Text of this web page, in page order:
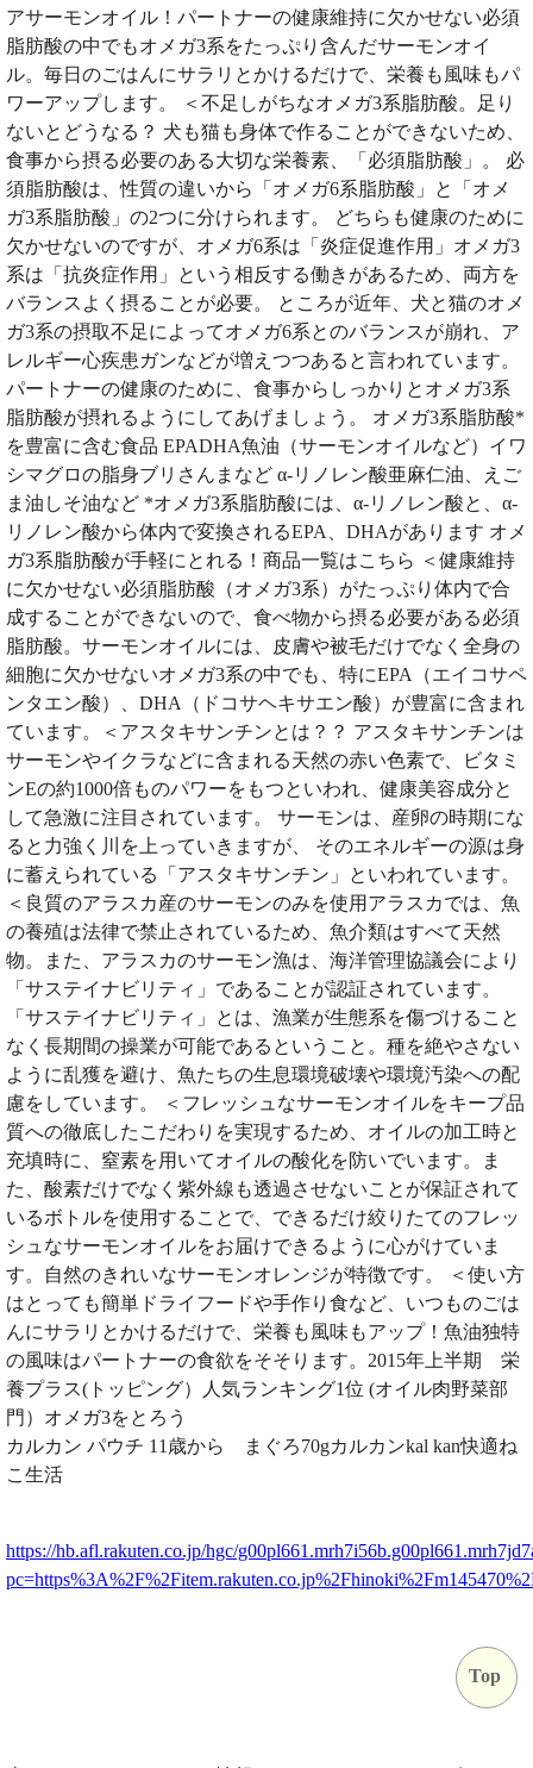
アサーモンオイル！パートナーの健康維持に欠かせない必須
脂肪酸の中でもオメガ3系をたっぷり含んだサーモンオイ
ル。毎日のごはんにサラリとかけるだけで、栄養も風味もパ
ワーアップします。 ＜不足しがちなオメガ3系脂肪酸。足り
ないとどうなる？ 犬も猫も身体で作ることができないため、
食事から摂る必要のある大切な栄養素、「必須脂肪酸」。 必
須脂肪酸は、性質の違いから「オメガ6系脂肪酸」と「オメ
ガ3系脂肪酸」の2つに分けられます。 どちらも健康のために
欠かせないのですが、オメガ6系は「炎症促進作用」オメガ3
系は「抗炎症作用」という相反する働きがあるため、両方を
バランスよく摂ることが必要。 ところが近年、犬と猫のオメ
ガ3系の摂取不足によってオメガ6系とのバランスが崩れ、ア
レルギー心疾患ガンなどが増えつつあると言われています。
パートナーの健康のために、食事からしっかりとオメガ3系
脂肪酸が摂れるようにしてあげましょう。 オメガ3系脂肪酸*
を豊富に含む食品 EPADHA魚油（サーモンオイルなど）イワ
シマグロの脂身ブリさんまなど α-リノレン酸亜麻仁油、えご
ま油しそ油など *オメガ3系脂肪酸には、α-リノレン酸と、α-
リノレン酸から体内で変換されるEPA、DHAがあります オメ
ガ3系脂肪酸が手軽にとれる！商品一覧はこちら ＜健康維持
に欠かせない必須脂肪酸（オメガ3系）がたっぷり体内で合
成することができないので、食べ物から摂る必要がある必須
脂肪酸。サーモンオイルには、皮膚や被毛だけでなく全身の
細胞に欠かせないオメガ3系の中でも、特にEPA（エイコサペ
ンタエン酸）、DHA（ドコサヘキサエン酸）が豊富に含まれ
ています。＜アスタキサンチンとは？？ アスタキサンチンは
サーモンやイクラなどに含まれる天然の赤い色素で、ビタミ
ンEの約1000倍ものパワーをもつといわれ、健康美容成分と
して急激に注目されています。 サーモンは、産卵の時期にな
ると力強く川を上っていきますが、 そのエネルギーの源は身
に蓄えられている「アスタキサンチン」といわれています。
＜良質のアラスカ産のサーモンのみを使用アラスカでは、魚
の養殖は法律で禁止されているため、魚介類はすべて天然
物。また、アラスカのサーモン漁は、海洋管理協議会により
「サステイナビリティ」であることが認証されています。
「サステイナビリティ」とは、漁業が生態系を傷づけること
なく長期間の操業が可能であるということ。種を絶やさない
ように乱獲を避け、魚たちの生息環境破壊や環境汚染への配
慮をしています。 ＜フレッシュなサーモンオイルをキープ品
質への徹底したこだわりを実現するため、オイルの加工時と
充填時に、窒素を用いてオイルの酸化を防いでいます。ま
た、酸素だけでなく紫外線も透過させないことが保証されて
いるボトルを使用することで、できるだけ絞りたてのフレッ
シュなサーモンオイルをお届けできるように心がけていま
す。自然のきれいなサーモンオレンジが特徴です。 ＜使い方
はとっても簡単ドライフードや手作り食など、いつものごは
んにサラリとかけるだけで、栄養も風味もアップ！魚油独特
の風味はパートナーの食欲をそそります。2015年上半期 栄
養プラス(トッピング）人気ランキング1位 (オイル肉野菜部
門）オメガ3をとろう
カルカン パウチ 11歳から まぐろ70gカルカンkal kan快適ね
こ生活
https://hb.afl.rakuten.co.jp/hgc/
Top